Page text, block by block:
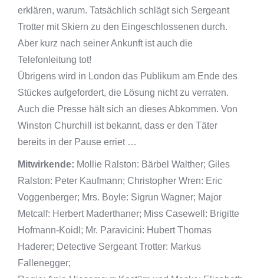
erklären, warum. Tatsächlich schlägt sich Sergeant
Trotter mit Skiern zu den Eingeschlossenen durch.
Aber kurz nach seiner Ankunft ist auch die
Telefonleitung tot!
Übrigens wird in London das Publikum am Ende des
Stückes aufgefordert, die Lösung nicht zu verraten.
Auch die Presse hält sich an dieses Abkommen. Von
Winston Churchill ist bekannt, dass er den Täter
bereits in der Pause erriet …
Mitwirkende: Mollie Ralston: Bärbel Walther; Giles
Ralston: Peter Kaufmann; Christopher Wren: Eric
Voggenberger; Mrs. Boyle: Sigrun Wagner; Major
Metcalf: Herbert Maderthaner; Miss Casewell: Brigitte
Hofmann-Koidl; Mr. Paravicini: Hubert Thomas
Haderer; Detective Sergeant Trotter: Markus
Fallenegger;